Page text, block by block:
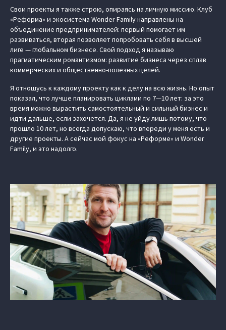
Свои проекты я также строю, опираясь на личную миссию. Клуб
«Реформа» и экосистема Wonder Family направлены на
объединение предпринимателей: первый помогает им
развиваться, вторая позволяет попробовать себя в высшей
лиге — глобальном бизнесе. Свой подход я называю
прагматическим романтизмом: развитие бизнеса через сплав
коммерческих и общественно-полезных целей.
Я отношусь к каждому проекту как к делу на всю жизнь. Но опыт
показал, что лучше планировать циклами по 7—10 лет: за это
время можно вырастить самостоятельный и сильный бизнес и
идти дальше, если захочется. Да, я не уйду лишь потому, что
прошло 10 лет, но всегда допускаю, что впереди у меня есть и
другие проекты. А сейчас мой фокус на «Реформе» и Wonder
Family, и это надолго.